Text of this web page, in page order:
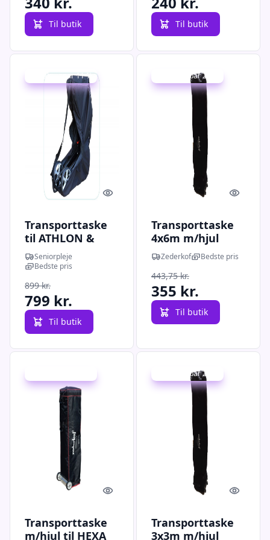
Til butik Til butik
Udsalg - spar 11 %
Quick look
Transporttaske
til ATHLON &
SERVER Rollator
Seniorpleje
Bedste pris
899 kr.
799 kr.
Til butik
Udsalg - spar 20 %
Quick
Transporttaske
4x6m m/hjul
Zederkof Bedste pris
443,75 kr.
355 kr.
Til butik
Quick look
Transporttaske
m/hjul til HEXA
Udsalg - spar 20 %
Quick
Transporttaske
3x3m m/hjul